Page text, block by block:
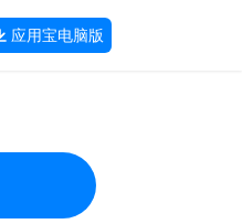
应用宝电脑版